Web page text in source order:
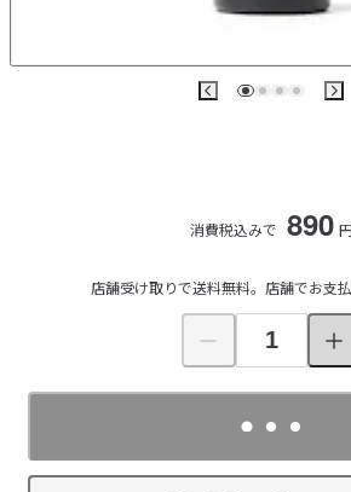
消費税込みで 890
店舗受け取りで送料無料。店舗でお支払